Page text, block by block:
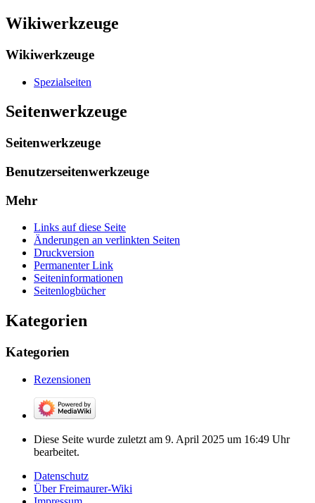
Wikiwerkzeuge
Wikiwerkzeuge
Spezialseiten
Seitenwerkzeuge
Seitenwerkzeuge
Benutzerseitenwerkzeuge
Mehr
Links auf diese Seite
Änderungen an verlinkten Seiten
Druckversion
Permanenter Link
Seiten­­informationen
Seitenlogbücher
Kategorien
Kategorien
Rezensionen
Diese Seite wurde zuletzt am 9. April 2025 um 16:49 Uhr
bearbeitet.
Datenschutz
Über Freimaurer-Wiki